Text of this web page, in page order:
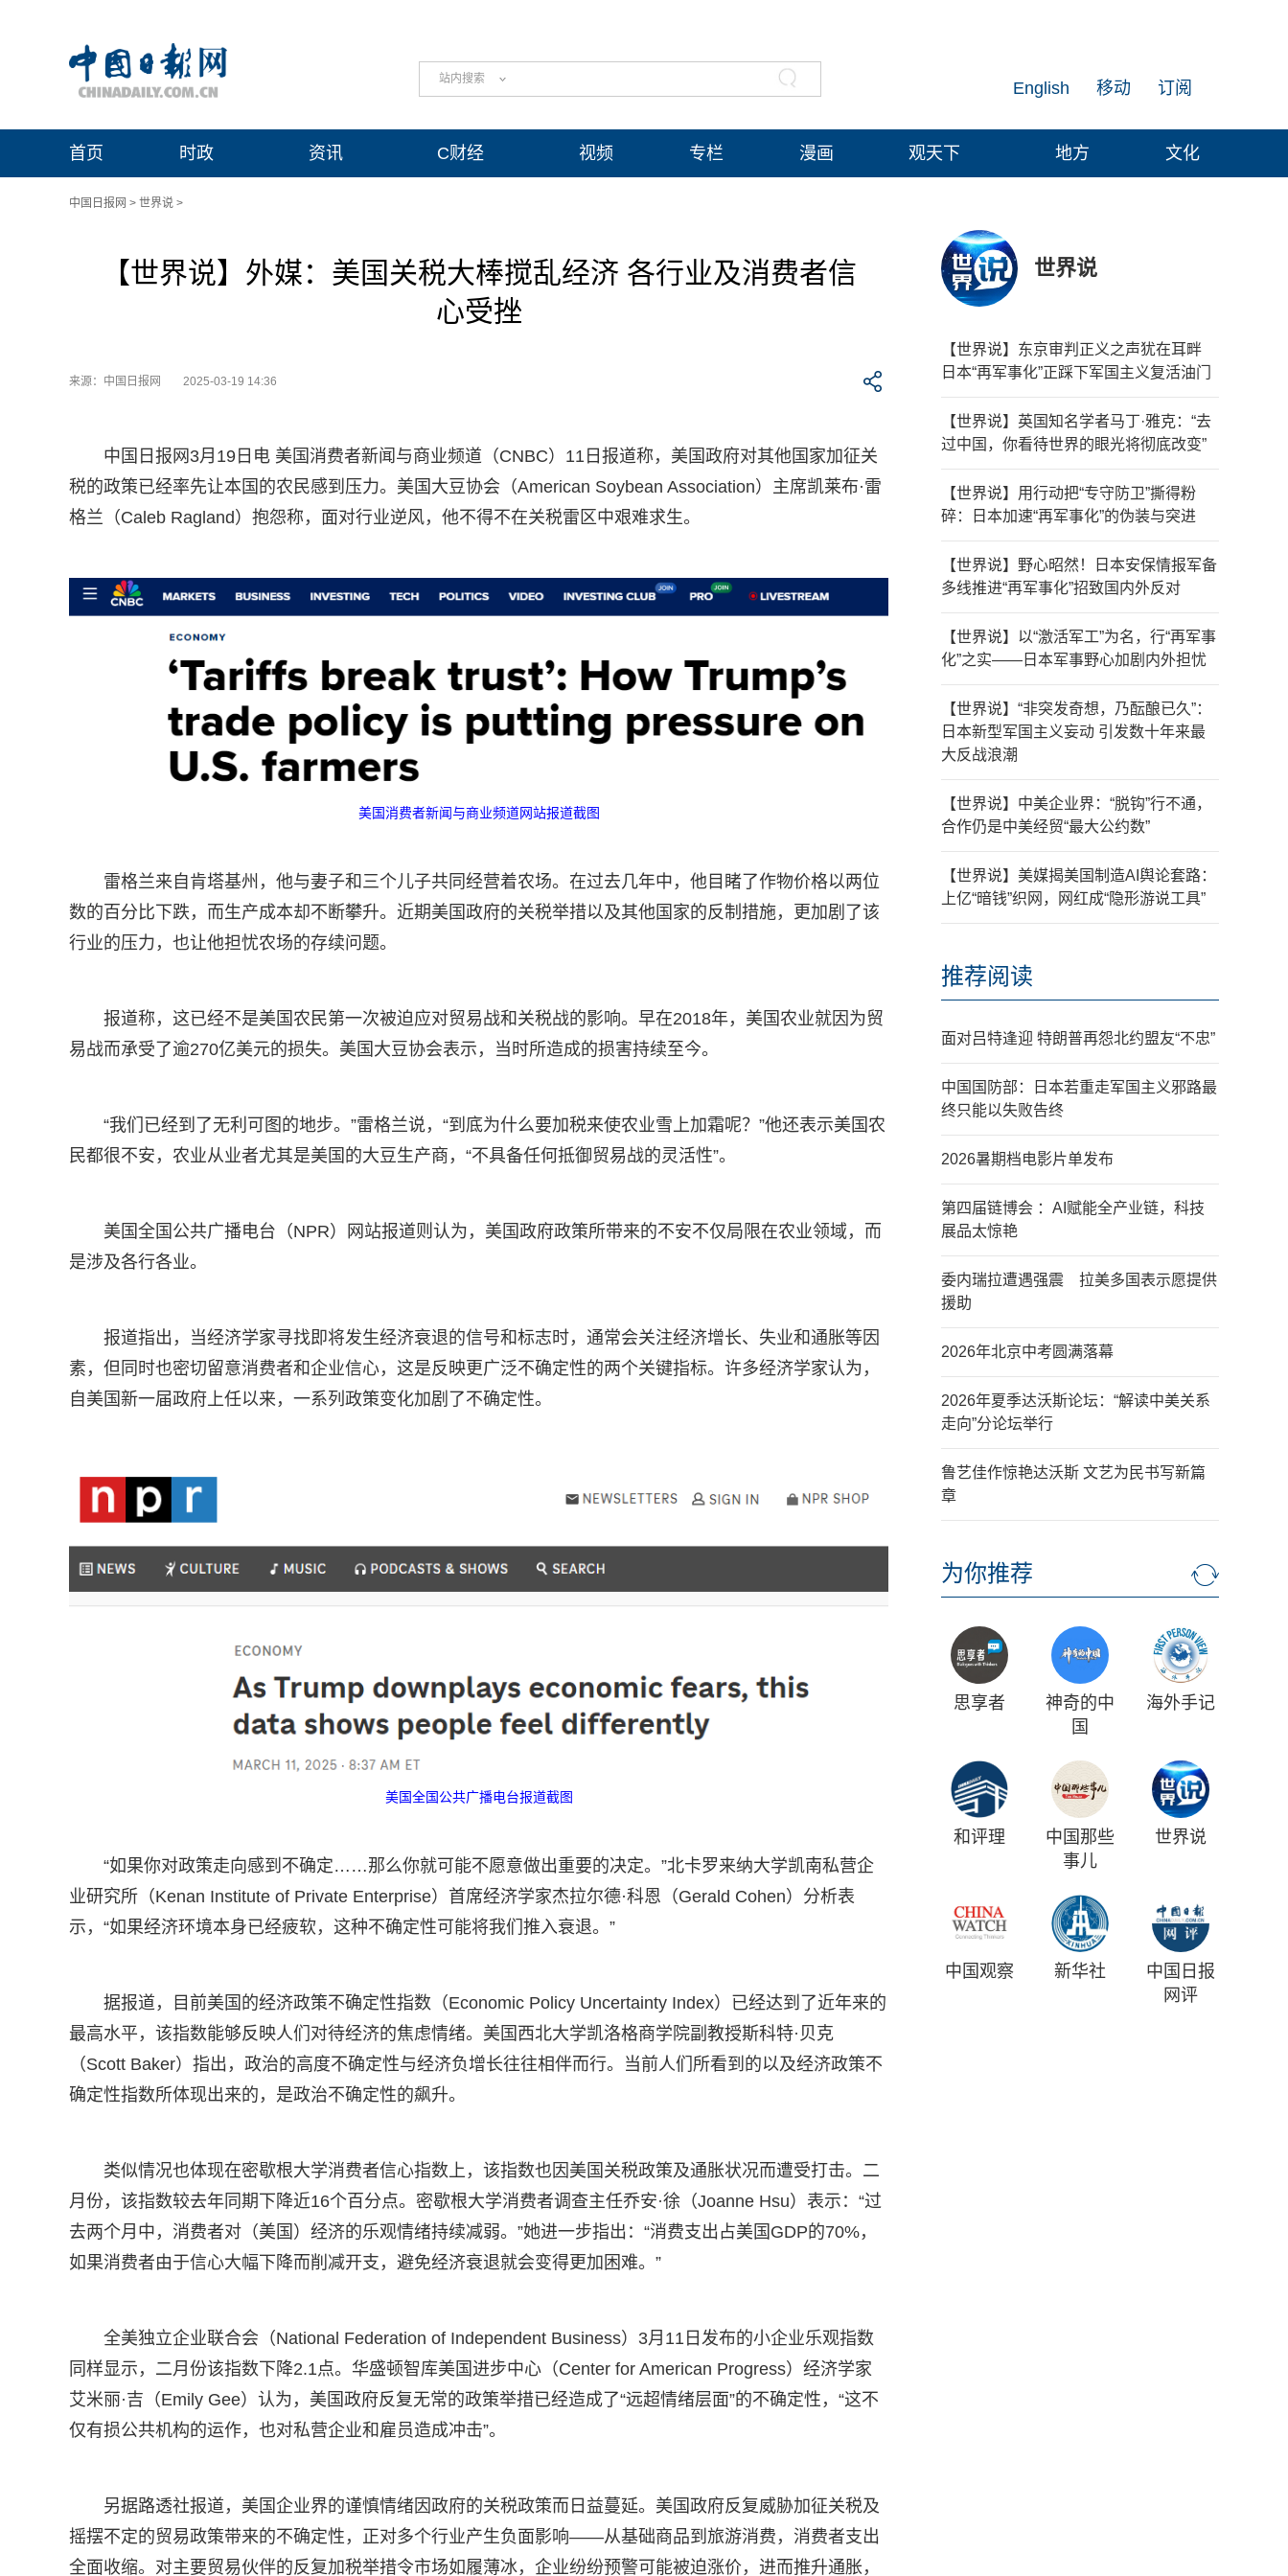
站内搜索 订阅
移动
English
首页 时政 资讯 C财经 视频 专栏 漫画 观天下 地方 文化
中国日报网 > 世界说 >
【世界说】外媒：美国关税大棒搅乱经济 各行业及消费者信
心受挫
来源：中国日报网 2025-03-19 14:36
中国日报网3月19日电 美国消费者新闻与商业频道（CNBC）11日报道称，美国政府对其他国家加征关
税的政策已经率先让本国的农民感到压力。美国大豆协会（American Soybean Association）主席凯莱布·雷
格兰（Caleb Ragland）抱怨称，面对行业逆风，他不得不在关税雷区中艰难求生。
美国消费者新闻与商业频道网站报道截图
雷格兰来自肯塔基州，他与妻子和三个儿子共同经营着农场。在过去几年中，他目睹了作物价格以两位
数的百分比下跌，而生产成本却不断攀升。近期美国政府的关税举措以及其他国家的反制措施，更加剧了该
行业的压力，也让他担忧农场的存续问题。
报道称，这已经不是美国农民第一次被迫应对贸易战和关税战的影响。早在2018年，美国农业就因为贸
易战而承受了逾270亿美元的损失。美国大豆协会表示，当时所造成的损害持续至今。
“我们已经到了无利可图的地步。”雷格兰说，“到底为什么要加税来使农业雪上加霜呢？”他还表示美国农
民都很不安，农业从业者尤其是美国的大豆生产商，“不具备任何抵御贸易战的灵活性”。
美国全国公共广播电台（NPR）网站报道则认为，美国政府政策所带来的不安不仅局限在农业领域，而
是涉及各行各业。
报道指出，当经济学家寻找即将发生经济衰退的信号和标志时，通常会关注经济增长、失业和通胀等因
素，但同时也密切留意消费者和企业信心，这是反映更广泛不确定性的两个关键指标。许多经济学家认为，
自美国新一届政府上任以来，一系列政策变化加剧了不确定性。
美国全国公共广播电台报道截图
“如果你对政策走向感到不确定……那么你就可能不愿意做出重要的决定。”北卡罗来纳大学凯南私营企
业研究所（Kenan Institute of Private Enterprise）首席经济学家杰拉尔德·科恩（Gerald Cohen）分析表
示，“如果经济环境本身已经疲软，这种不确定性可能将我们推入衰退。”
据报道，目前美国的经济政策不确定性指数（Economic Policy Uncertainty Index）已经达到了近年来的
最高水平，该指数能够反映人们对待经济的焦虑情绪。美国西北大学凯洛格商学院副教授斯科特·贝克
（Scott Baker）指出，政治的高度不确定性与经济负增长往往相伴而行。当前人们所看到的以及经济政策不
确定性指数所体现出来的，是政治不确定性的飙升。
类似情况也体现在密歇根大学消费者信心指数上，该指数也因美国关税政策及通胀状况而遭受打击。二
月份，该指数较去年同期下降近16个百分点。密歇根大学消费者调查主任乔安·徐（Joanne Hsu）表示：“过
去两个月中，消费者对（美国）经济的乐观情绪持续减弱。”她进一步指出：“消费支出占美国GDP的70%，
如果消费者由于信心大幅下降而削减开支，避免经济衰退就会变得更加困难。”
全美独立企业联合会（National Federation of Independent Business）3月11日发布的小企业乐观指数
同样显示，二月份该指数下降2.1点。华盛顿智库美国进步中心（Center for American Progress）经济学家
艾米丽·吉（Emily Gee）认为，美国政府反复无常的政策举措已经造成了“远超情绪层面”的不确定性，“这不
仅有损公共机构的运作，也对私营企业和雇员造成冲击”。
另据路透社报道，美国企业界的谨慎情绪因政府的关税政策而日益蔓延。美国政府反复威胁加征关税及
摇摆不定的贸易政策带来的不确定性，正对多个行业产生负面影响——从基础商品到旅游消费，消费者支出
全面收缩。对主要贸易伙伴的反复加税举措令市场如履薄冰，企业纷纷预警可能被迫涨价，进而推升通胀，
世界说
【世界说】东京审判正义之声犹在耳畔
日本“再军事化”正踩下军国主义复活油门
【世界说】英国知名学者马丁·雅克：“去
过中国，你看待世界的眼光将彻底改变”
【世界说】用行动把“专守防卫”撕得粉
碎：日本加速“再军事化”的伪装与突进
【世界说】野心昭然！日本安保情报军备
多线推进“再军事化”招致国内外反对
【世界说】以“激活军工”为名，行“再军事
化”之实——日本军事野心加剧内外担忧
【世界说】“非突发奇想，乃酝酿已久”：
日本新型军国主义妄动 引发数十年来最
大反战浪潮
【世界说】中美企业界：“脱钩”行不通，
合作仍是中美经贸“最大公约数”
【世界说】美媒揭美国制造AI舆论套路：
上亿“暗钱”织网，网红成“隐形游说工具”
推荐阅读
面对吕特逢迎 特朗普再怨北约盟友“不忠”
中国国防部：日本若重走军国主义邪路最
终只能以失败告终
2026暑期档电影片单发布
第四届链博会 ：AI赋能全产业链，科技
展品太惊艳
委内瑞拉遭遇强震 拉美多国表示愿提供
援助
2026年北京中考圆满落幕
2026年夏季达沃斯论坛：“解读中美关系
走向”分论坛举行
鲁艺佳作惊艳达沃斯 文艺为民书写新篇
章
为你推荐
思享者
神奇的中
国
海外手记
和评理
中国那些
事儿
世界说
中国观察 新华社
中国日报
网评